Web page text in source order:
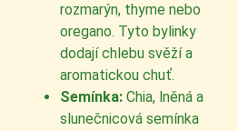
rozmarýn, thyme nebo
oregano. Tyto bylinky
dodají chlebu svěží a
aromatickou chuť.
Semínka: Chia, lněná a
slunečnicová semínka